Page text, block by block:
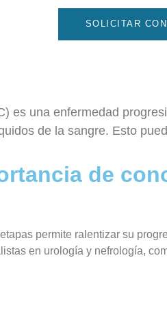
SOLICITAR
es una enfermedad
de la sangre. Esto
de
permite ralentizar su
en urología y nefrología,